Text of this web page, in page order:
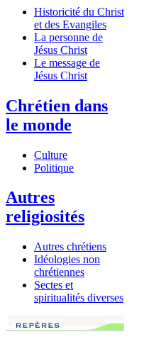
Historicité du Christ
et des Evangiles
La personne de
Jésus Christ
Le message de
Jésus Christ
Chrétien dans
le monde
Culture
Politique
Autres
religiosités
Autres chrétiens
Idéologies non
chrétiennes
Sectes et
spiritualités diverses